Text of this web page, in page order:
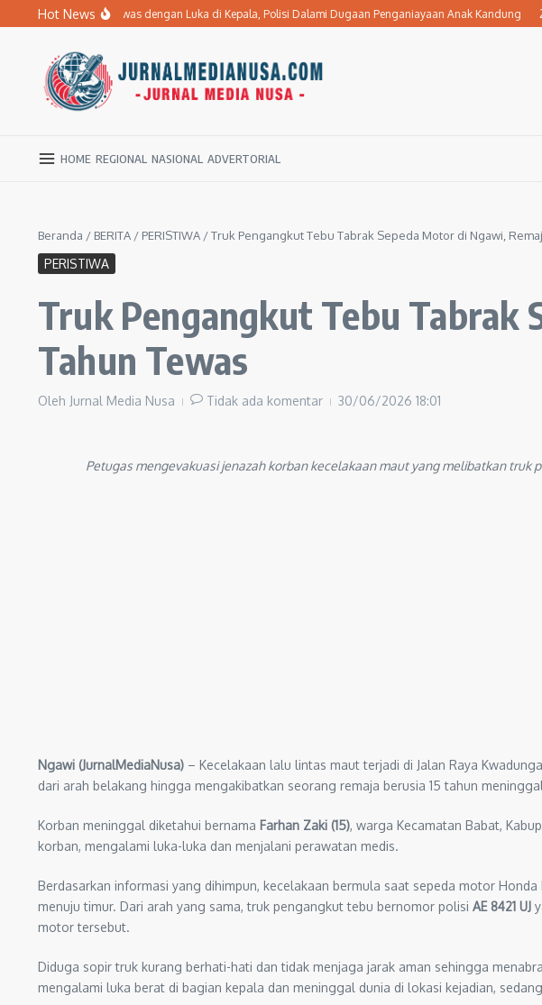
Lewati ke konten
Hot News
di Ngawi Tewas dengan Luka di Kepala, Polisi Dalami Dugaan Penganiayaan Anak Kandung 228
HOME REGIONAL NASIONAL ADVERTORIAL
Beranda / BERITA / PERISTIWA /Truk Pengangkut Tebu Tabrak Sepeda Motor di Ngawi,
PERISTIWA
Truk Pengangkut Tebu Tabrak
Tahun Tewas
Oleh Jurnal Media Nusa Tidak ada komentar 30/06/2026 18:01
Petugas mengevakuasi jenazah korban kecelakaan maut yang melibatkan truk
Ngawi (JurnalMediaNusa) – Kecelakaan lalu lintas maut terjadi di Jalan Raya
dari arah belakang hingga mengakibatkan seorang remaja berusia 15 tahun
Korban meninggal diketahui bernama Farhan Zaki (15), warga Kecamatan Babat,
korban, mengalami luka-luka dan menjalani perawatan medis.
Berdasarkan informasi yang dihimpun, kecelakaan bermula saat sepeda motor
menuju timur. Dari arah yang sama, truk pengangkut tebu bernomor polisi AE 8421 UJ
motor tersebut.
Diduga sopir truk kurang berhati-hati dan tidak menjaga jarak aman sehingga
mengalami luka berat di bagian kepala dan meninggal dunia di lokasi kejadian,